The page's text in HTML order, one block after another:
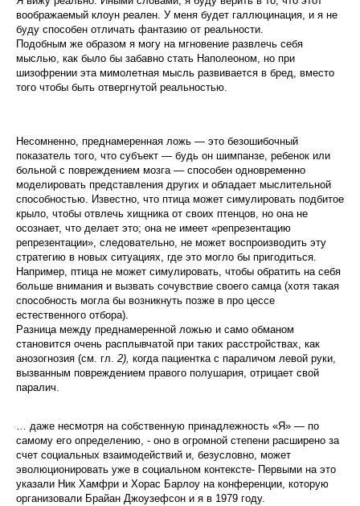
воображаемый клоун реален. У меня будет галлюцинация, и я не
буду способен отличать фантазию от реальности.
Подобным же образом я могу на мгновение раз­влечь себя
мыслью, как было бы забавно стать Напо­леоном, но при
шизофрении эта мимолетная мысль развивается в бред, вместо
того чтобы быть отверг­нутой реальностью.
Несомненно, преднамеренная ложь — это безоши­бочный
показатель того, что субъект — будь он шим­панзе, ребенок или
больной с повреждением мозга — способен одновременно
моделировать представления других и обладает мыслительной
способностью. Из­вестно, что птица может симулировать подбитое
кры­ло, чтобы отвлечь хищника от своих птенцов, но она не
осознает, что делает это; она не имеет «репрезен­тацию
репрезентации», следовательно, не может вос­производить эту
стратегию в новых ситуациях, где это могло бы пригодиться.
Например, птица не мо­жет симулировать, чтобы обратить на себя
больше внимания и вызвать сочувствие своего самца (хотя такая
способность могла бы возникнуть позже в про цессе
естественного отбора).
Разница между преднамеренной ложью и само обманом
становится очень расплывчатой при таких расстройствах, как
анозогнозия (см. гл. 2), когда па­циентка с параличом левой руки,
вызванным повреж­дением правого полушария, отрицает свой
паралич.
… даже несмотря на собственную принадлежность «Я» — по
самому его определению, - оно в огромной степени расши­рено за
счет социальных взаимодействий и, без­условно, может
эволюционировать уже в социаль­ном контексте- Первыми на это
указали Ник Хам­фри и Хорас Барлоу на конференции, которую
орга­низовали Брайан Джоузефсон и я в 1979 году.